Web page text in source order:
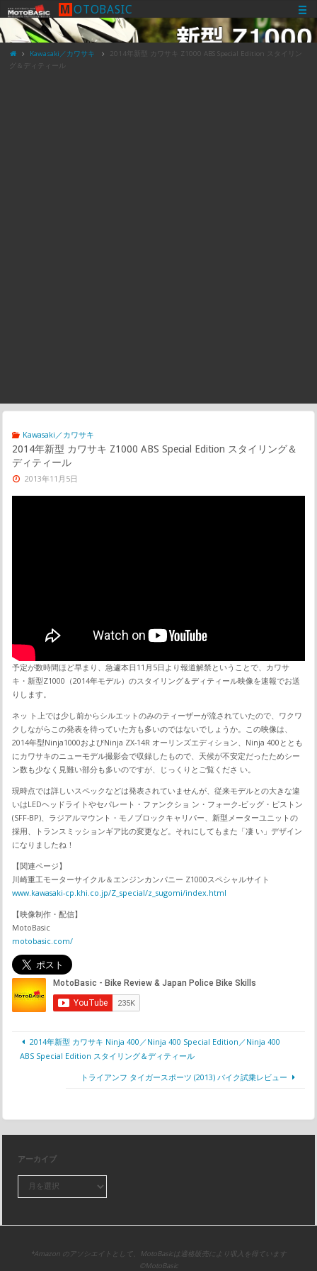
M OTOBASIC
Kawasaki／カワサキ
2014年新型 カワサキ Z1000 ABS Special Edition スタイリン
グ＆ディティール
Kawasaki／カワサキ
2014年新型 カワサキ Z1000 ABS Special Edition スタイリング＆
ディティール
2013年11月5日
予定が数時間ほど早まり、急遽本日11月5日より報道解禁ということで、カワサ
キ・新型Z1000（2014年モデル）のスタイリング＆ディティール映像を速報でお送
りします。
ネッ ト上では少し前からシルエットのみのティーザーが流されていたので、ワクワ
クしながらこの発表を待っていた方も多いのではないでしょうか。この映像は、
2014年型Ninja1000およびNinja ZX-14R オーリンズエディション、Ninja 400ととも
にカワサキのニューモデル撮影会で収録したもので、天候が不安定だったためシー
ン数も少なく見難い部分も多いのですが、じっくりとご覧くださ い。
現時点では詳しいスペックなどは発表されていませんが、従来モデルとの大きな違
いはLEDヘッドライトやセパレート・ファンクショ ン・フォーク-ビッグ・ピストン
(SFF-BP)、ラジアルマウント・モノブロックキャリパー、新型メーターユニットの
採用、トランスミッションギア比の変更など。それにしてもまた「凄 い」デザイン
になりましたね！
【関連ページ】
川崎重工モーターサイクル＆エンジンカンパニー Z1000スペシャルサイト
www.kawasaki-cp.khi.co.jp/Z_special/z_sugomi/index.html
【映像制作・配信】
MotoBasic
motobasic.com/
2014年新型 カワサキ Ninja 400／Ninja 400 Special Edition／Ninja 400
ABS Special Edition スタイリング＆ディティール
トライアンフ タイガースポーツ (2013) バイク試乗レビュー
アーカイブ
*Amazon のアソシエイトとして、MotoBasicは適格販売により収入を得ています
©MotoBasic